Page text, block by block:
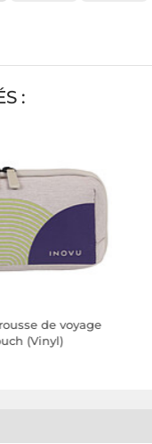
:
de voyage
(Vinyl)